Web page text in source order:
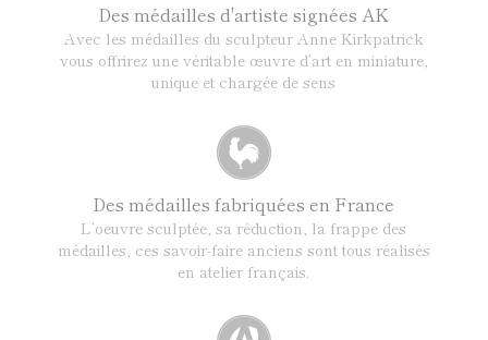
Des médailles d'artiste signées AK
Avec les médailles du sculpteur Anne Kirkpatrick
vous offrirez une véritable œuvre d’art en miniature,
unique et chargée de sens
Des médailles fabriquées en France
L’oeuvre sculptée, sa réduction, la frappe des
médailles, ces savoir-faire anciens sont tous réalisés
en atelier français.